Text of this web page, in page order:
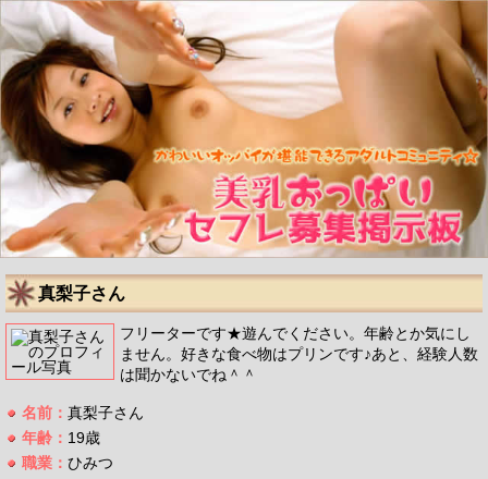
真梨子さん
フリーターです★遊んでください。年齢とか気にし
ません。好きな食べ物はプリンです♪あと、経験人数
は聞かないでね＾＾
名前： 真梨子さん
年齢： 19歳
職業： ひみつ